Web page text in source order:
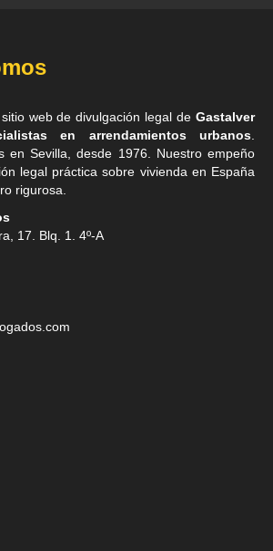
web de divulgación legal de Gastalver
en arrendamientos urbanos
en Sevilla , desde 1976. Nuestro empeño
legal práctica sobre vivienda en España
rigurosa.
17. Blq. 1. 4º-A